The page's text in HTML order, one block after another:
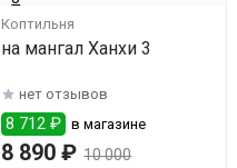
Коптильня
на мангал Ханхи 3
нет отзывов
8 712 ₽ в магазине
8 890 ₽ 10 000